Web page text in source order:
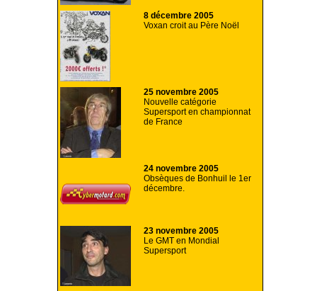
8 décembre 2005
Voxan croit au Père Noël
25 novembre 2005
Nouvelle catégorie
Supersport en championnat
de France
24 novembre 2005
Obsèques de Bonhuil le 1er
décembre.
23 novembre 2005
Le GMT en Mondial
Supersport